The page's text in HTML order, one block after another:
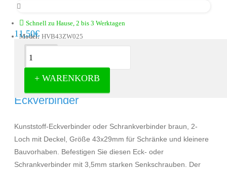
Schnell zu Hause, 2 bis 3 Werktagen
Model: HVB43ZW025
11,50€
+ WARENKORB
Beschreibung
Eckverbinder schwarz 25 Stück -
Eckverbinder
Kunststoff-Eckverbinder oder Schrankverbinder braun, 2-
Loch mit Deckel, Größe 43x29mm für Schränke und kleinere
Bauvorhaben. Befestigen Sie diesen Eck- oder
Schrankverbinder mit 3,5mm starken Senkschrauben. Der